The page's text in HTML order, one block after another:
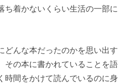
ち着かないくらい生活の一部に
どんな本だったのかを思い出す
その本に書かれていることを語
時間をかけて読んでいるのに身